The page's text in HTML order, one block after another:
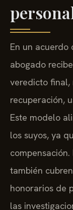
En un acuerdo
abogado
veredicto final,
recuperación,
Este modelo
los suyos, ya
también
honorarios de
las